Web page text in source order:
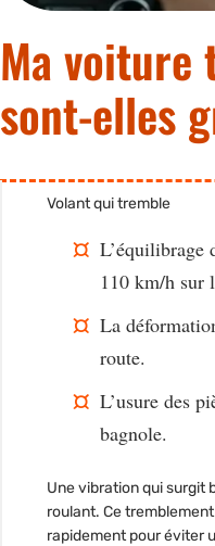
Ma voiture
sont-elles
Volant qui tremble
L’équilibrage
110 km/h sur
La
route.
L’usure des
bagnole.
Une vibration qui surgit
roulant. Ce
rapidement pour éviter